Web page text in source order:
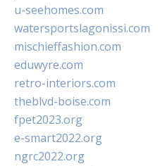
u-seehomes.com
watersportslagonissi.com
mischieffashion.com
eduwyre.com
retro-interiors.com
theblvd-boise.com
fpet2023.org
e-smart2022.org
ngrc2022.org